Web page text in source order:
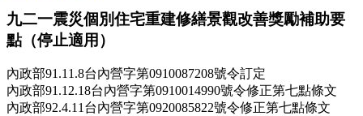
九二一震災個別住宅重建修繕景觀改善獎勵補助要
點（停止適用）
內政部91.11.8台內營字第0910087208號令訂定
內政部91.12.18台內營字第0910014990號令修正第七點條文
內政部92.4.11台內營字第0920085822號令修正第七點條文